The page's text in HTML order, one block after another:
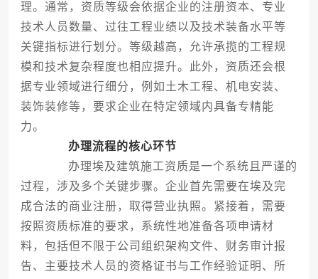
理。通常，资质等级会依据企业的注册资本、专业
技术人员数量、过往工程业绩以及技术装备水平等
关键指标进行划分。等级越高，允许承揽的工程规
模和技术复杂程度也相应提升。此外，资质还会根
据专业领域进行细分，例如土木工程、机电安装、
装饰装修等，要求企业在特定领域内具备专精能
力。
办理流程的核心环节
办理埃及建筑施工资质是一个系统且严谨的
过程，涉及多个关键步骤。企业首先需要在埃及完
成合法的商业注册，取得营业执照。紧接着，需要
按照资质标准的要求，系统性地准备各项申请材
料，包括但不限于公司组织架构文件、财务审计报
告、主要技术人员的资格证书与工作经验证明、所